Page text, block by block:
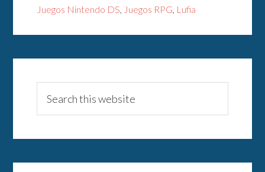
Juegos Nintendo DS, Juegos RPG, Lufia